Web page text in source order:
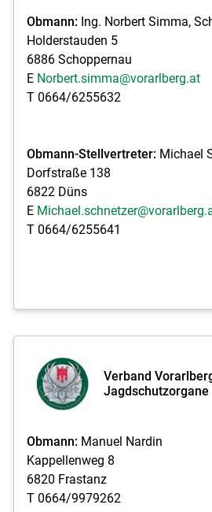
Obmann:Ing. Norbert Simma,
Holderstauden 5
6886 Schoppernau
E Norbert.simma@vorarlberg.at
T 0664/6255632
Obmann-Stellvertreter:Michael
Dorfstraße 138
6822 Düns
E
T 0664/6255641
Verband
Jagdschutzorgane
Obmann:Manuel Nardin
Kappellenweg 8
6820 Frastanz
T 0664/9979262